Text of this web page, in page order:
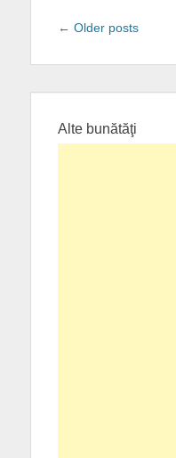
Post
← Older posts
Alte bunătăţi